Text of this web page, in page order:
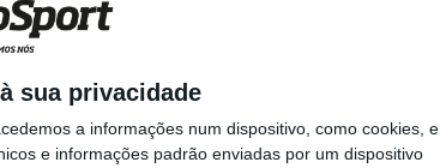
sua privacidade
a informações num dispositivo, como cookies, e
e informações padrão enviadas por um dispositivo
na 25ª posição.